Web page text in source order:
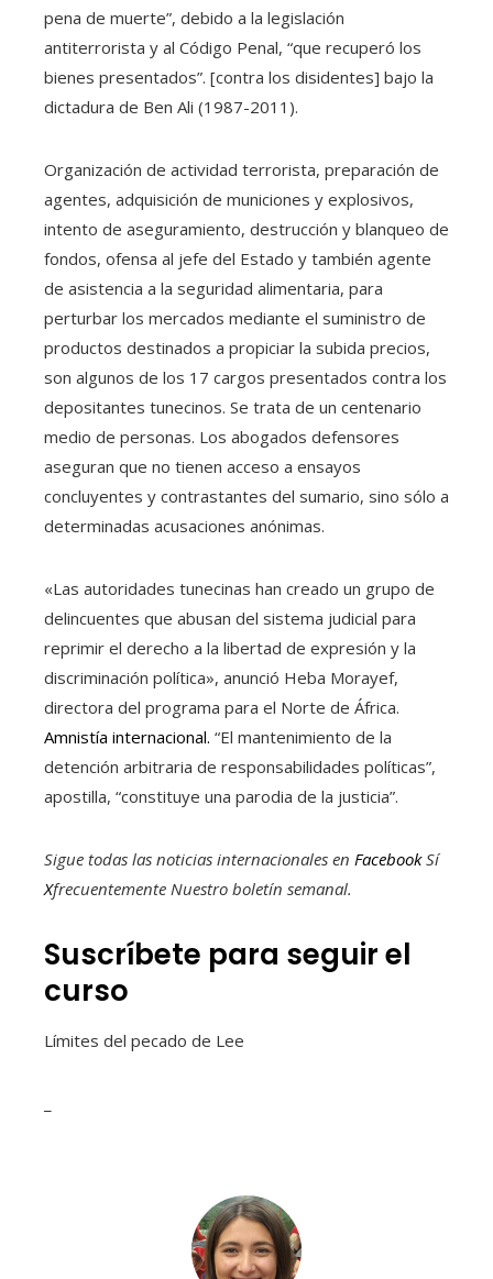
pena de muerte”, debido a la legislación
antiterrorista y al Código Penal, “que recuperó los
bienes presentados”. [contra los disidentes] bajo la
dictadura de Ben Ali (1987-2011).
Organización de actividad terrorista, preparación de
agentes, adquisición de municiones y explosivos,
intento de aseguramiento, destrucción y blanqueo de
fondos, ofensa al jefe del Estado y también agente
de asistencia a la seguridad alimentaria, para
perturbar los mercados mediante el suministro de
productos destinados a propiciar la subida precios,
son algunos de los 17 cargos presentados contra los
depositantes tunecinos. Se trata de un centenario
medio de personas. Los abogados defensores
aseguran que no tienen acceso a ensayos
concluyentes y contrastantes del sumario, sino sólo a
determinadas acusaciones anónimas.
«Las autoridades tunecinas han creado un grupo de
delincuentes que abusan del sistema judicial para
reprimir el derecho a la libertad de expresión y la
discriminación política», anunció Heba Morayef,
directora del programa para el Norte de África.
Amnistía internacional. “El mantenimiento de la
detención arbitraria de responsabilidades políticas”,
apostilla, “constituye una parodia de la justicia”.
Sigue todas las noticias internacionales en FacebookSí
Xfrecuentemente Nuestro boletín semanal.
Suscríbete para seguir el
curso
Límites del pecado de Lee